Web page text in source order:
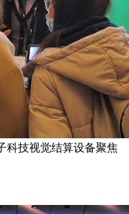
科技视觉结算设备聚焦